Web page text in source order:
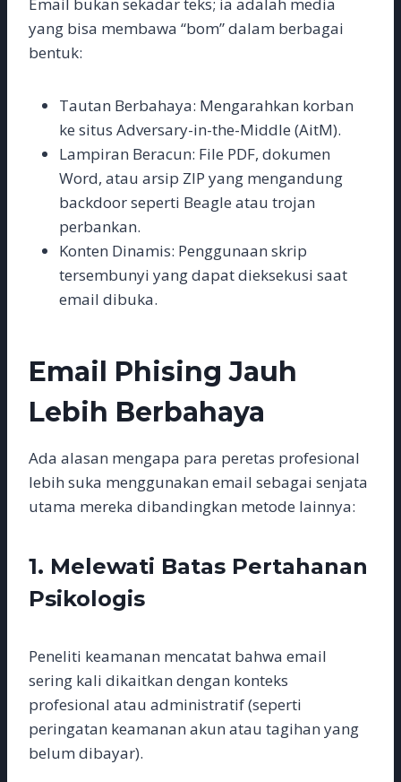
yang bisa membawa “bom” dalam berbagai
bentuk:
Tautan Berbahaya: Mengarahkan korban
ke situs Adversary-in-the-Middle (AitM).
Lampiran Beracun: File PDF, dokumen
Word, atau arsip ZIP yang mengandung
backdoor seperti Beagle atau trojan
perbankan.
Konten Dinamis: Penggunaan skrip
tersembunyi yang dapat dieksekusi saat
email dibuka.
Email Phising Jauh
Lebih Berbahaya
Ada alasan mengapa para peretas profesional
lebih suka menggunakan email sebagai senjata
utama mereka dibandingkan metode lainnya:
1. Melewati Batas Pertahanan
Psikologis
Peneliti keamanan mencatat bahwa email
sering kali dikaitkan dengan konteks
profesional atau administratif (seperti
peringatan keamanan akun atau tagihan yang
belum dibayar).